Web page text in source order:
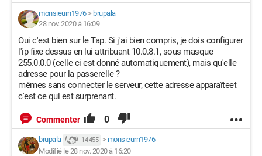
monsieurn1976> brupala
28 nov. 2020 à 16:09
Oui c'est bien sur le Tap. Si j'ai bien compris, je dois configurer
l'ip fixe dessus en lui attribuant 10.0.8.1, sous masque
255.0.0.0 (celle ci est donné automatiquement), mais qu'elle
adresse pour la passerelle ?
mêmes sans connecter le serveur, cette adresse apparaîteet
c'est ce qui est surprenant.
Commenter 0
brupala 14 455 > monsieurn1976
Modifié le 28 nov. 2020 à 16:20